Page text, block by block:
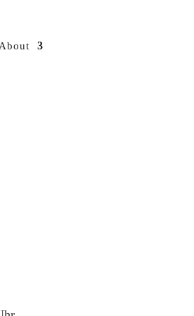
About